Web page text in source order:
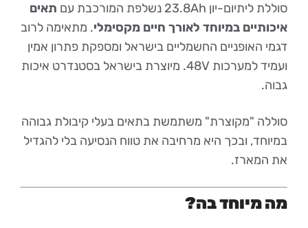
סוללת ליתיום-יון 23.8Ah נשלפת המורכבת עם
תאים
איכותיים במיוחד לאורך חיים מקסימלי. מתאימה לרוב
דגמי האופניים החשמליים בישראל ומספקת פתרון אמין
ועמיד למערכות 48V. מיוצרת בישראל בסטנדרט איכות
גבוה.
סוללה "מקוצרת" משתמשת בתאים בעלי קיבולת גבוהה
במיוחד, ובכך היא מרחיבה את טווח הנסיעה בלי להגדיל
את המארז.
מה מיוחד בה?